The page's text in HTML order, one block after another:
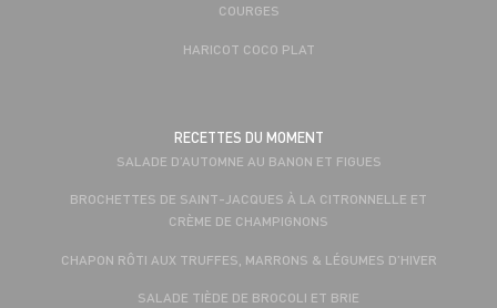
COURGES
HARICOT COCO PLAT
RECETTES DU MOMENT
SALADE D’AUTOMNE AU BANON ET FIGUES
BROCHETTES DE SAINT-JACQUES À LA CITRONNELLE ET
CRÈME DE CHAMPIGNONS
CHAPON RÔTI AUX TRUFFES, MARRONS & LÉGUMES D’HIVER
SALADE TIÈDE DE BROCOLI ET BRIE